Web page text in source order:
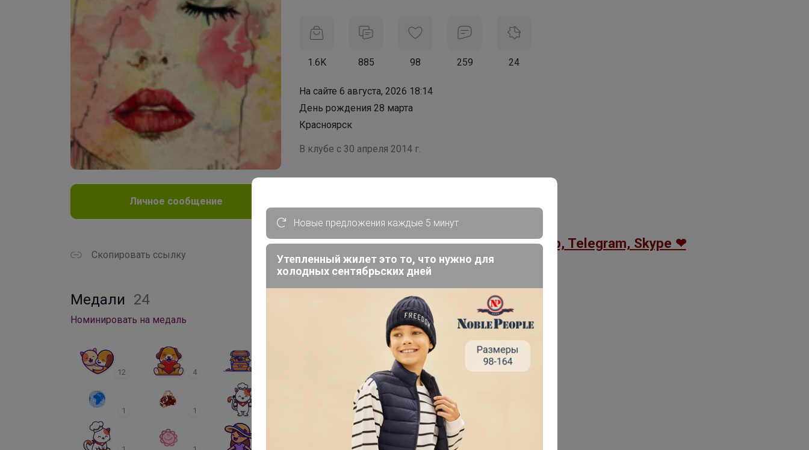
Личное сообщение
Скопировать ссылку
Медали 24
Номинировать на медаль
12 4
1 1
1.6K 885 98 259 24
На сайте 6 августа, 2026 18:14
День рождения 28 марта
Красноярск
В клубе с 30 апреля 2014 г.
Всегда отвечу в Viber, WhatsApp, Telegram, Skype ❤
Новые предложения каждые 5 минут
Утепленный жилет это то, что нужно для
холодных сентябрьских дней